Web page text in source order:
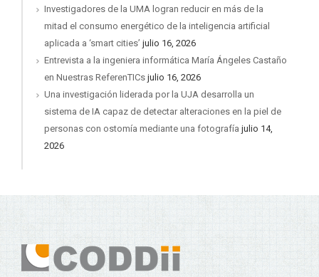
Investigadores de la UMA logran reducir en más de la
mitad el consumo energético de la inteligencia artificial
aplicada a ‘smart cities’ julio 16, 2026
Entrevista a la ingeniera informática María Ángeles Castaño
en Nuestras ReferenTICs julio 16, 2026
Una investigación liderada por la UJA desarrolla un
sistema de IA capaz de detectar alteraciones en la piel de
personas con ostomía mediante una fotografía julio 14,
2026